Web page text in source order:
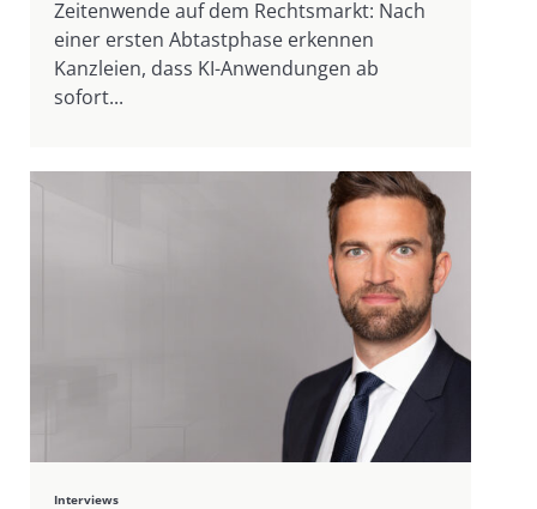
Zeitenwende auf dem Rechtsmarkt: Nach
einer ersten Abtastphase erkennen
Kanzleien, dass KI-Anwendungen ab
sofort...
Interviews